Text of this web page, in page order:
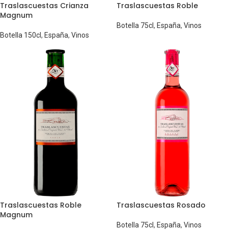
Traslascuestas Crianza
Magnum
Botella 150cl, España, Vinos
Traslascuestas Roble
Botella 75cl, España, Vinos
Traslascuestas Roble
Magnum
Traslascuestas Rosado
Botella 75cl, España, Vinos